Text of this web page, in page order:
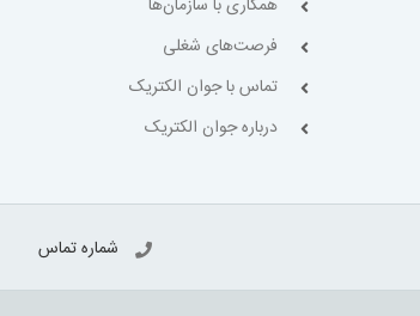
همکاری با سازمان‌ها
فرصت‌های شغلی
تماس با جوان الکتریک
درباره جوان الکتریک
شماره تماس